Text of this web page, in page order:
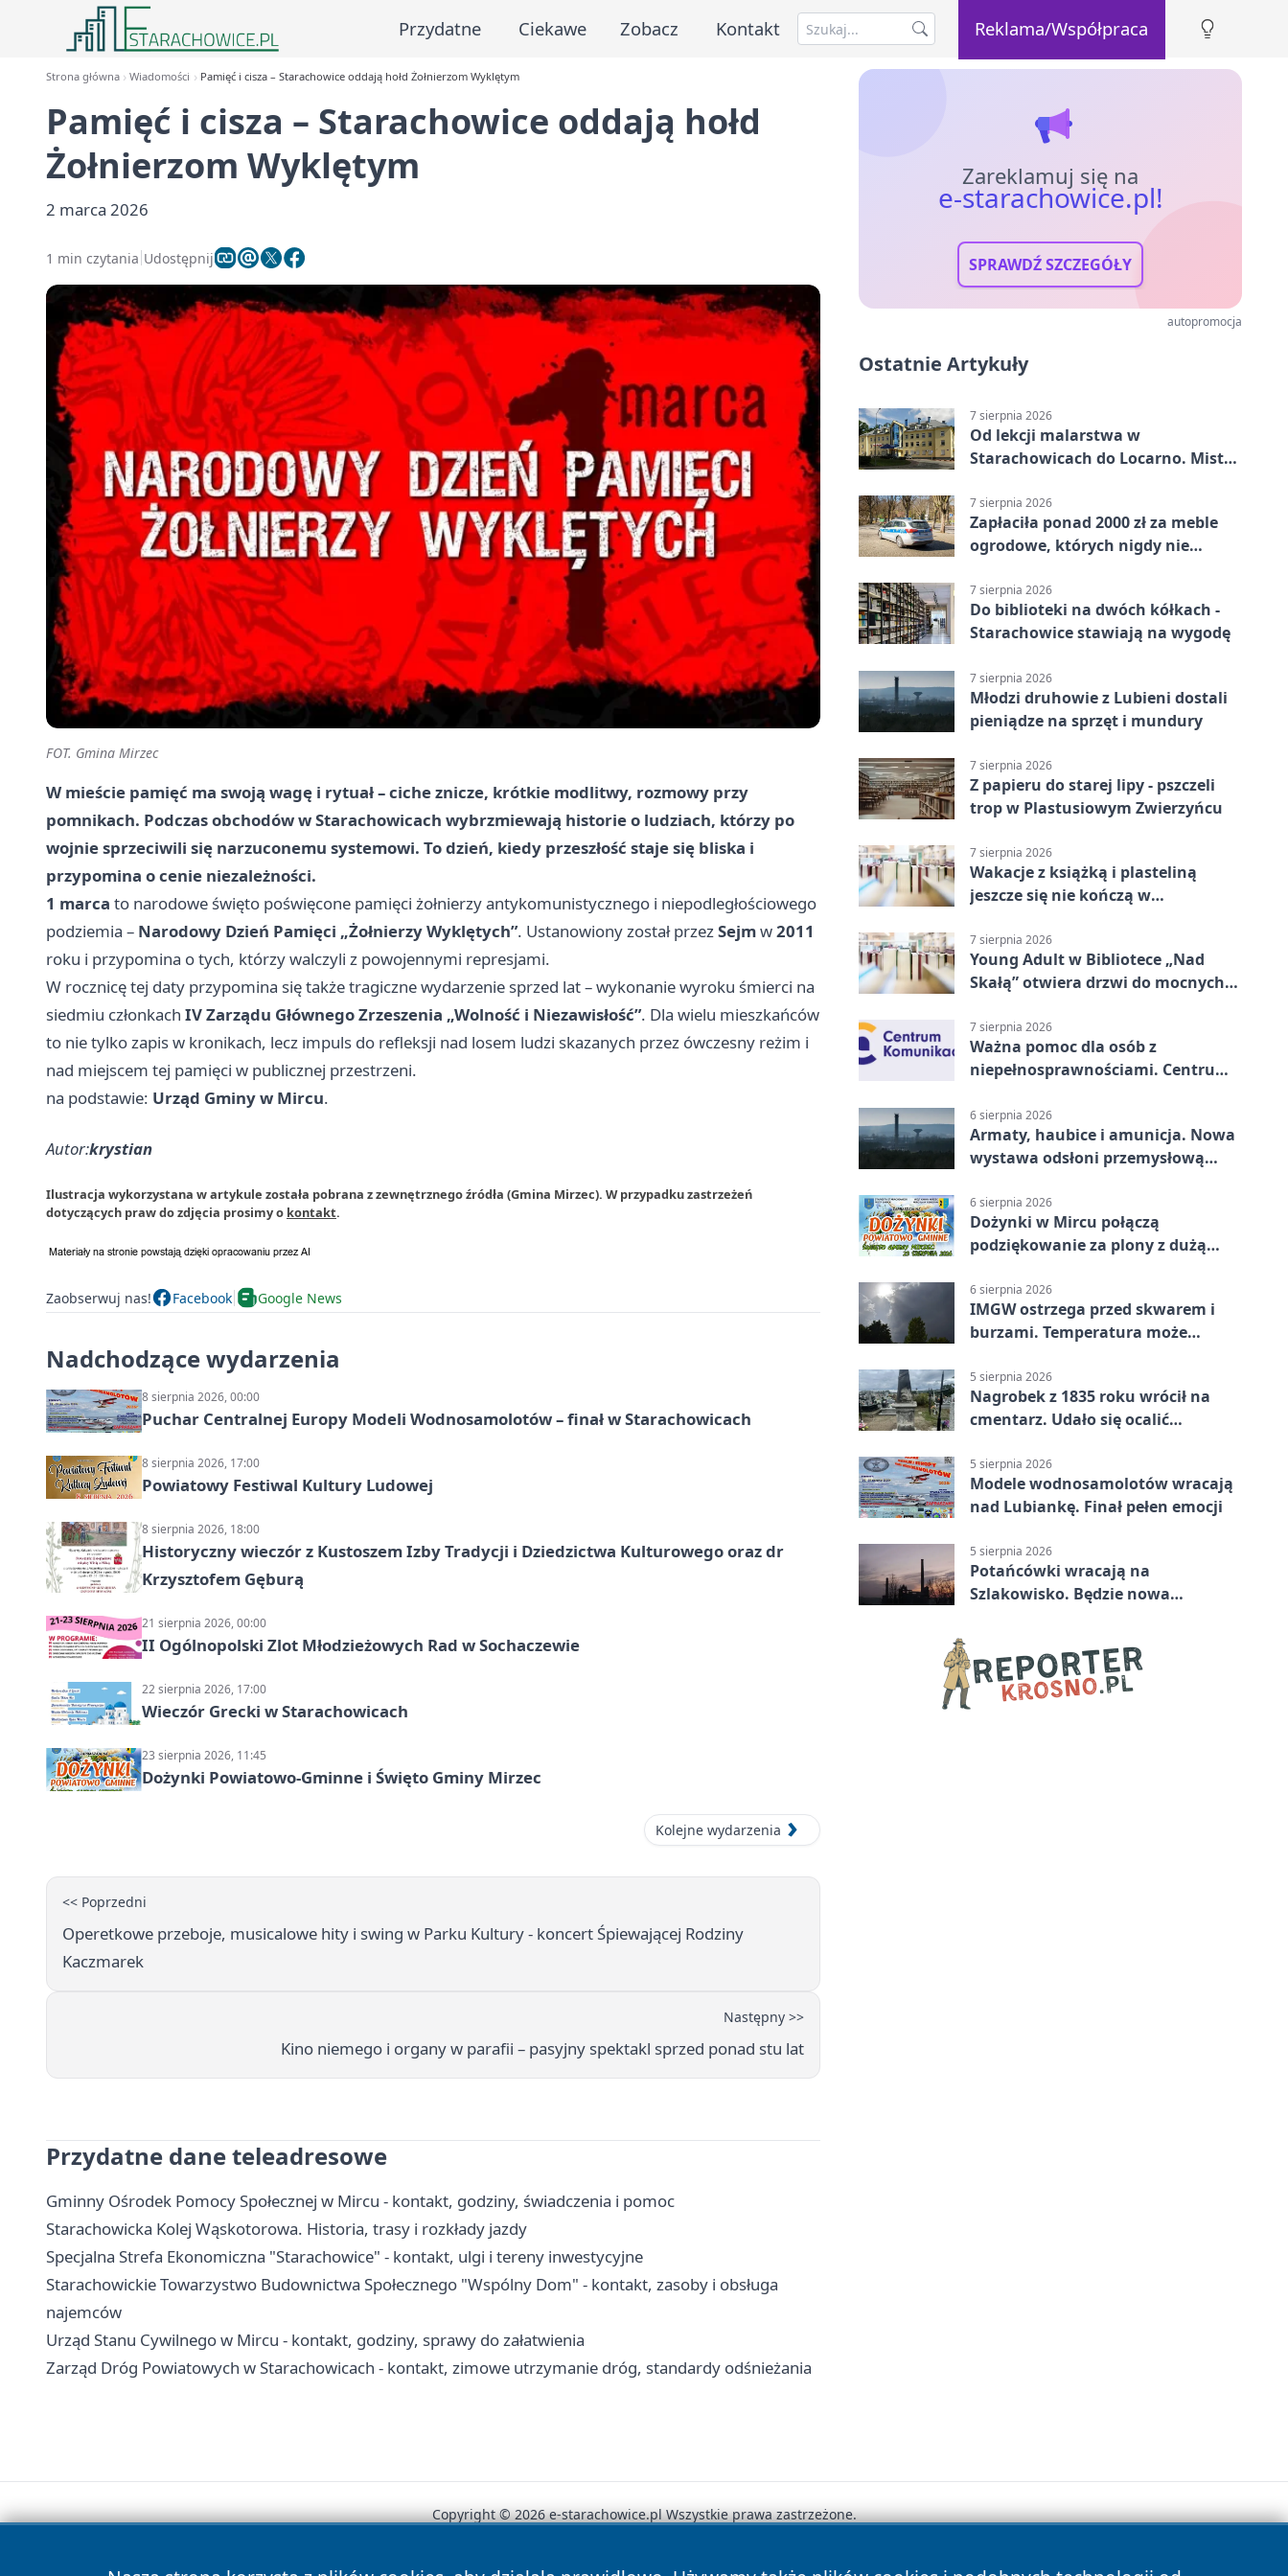
Przydatne Ciekawe Zobacz Kontakt Reklama/Współpraca
Strona główna Wiadomości Pamięć i cisza – Starachowice oddają hołd Żołnierzom Wyklętym
Pamięć i cisza – Starachowice oddają hołd
Żołnierzom Wyklętym
2 marca 2026
1 min czytania Udostępnij
FOT. Gmina Mirzec
W mieście pamięć ma swoją wagę i rytuał – ciche znicze, krótkie modlitwy, rozmowy przy
pomnikach. Podczas obchodów w Starachowicach wybrzmiewają historie o ludziach, którzy po
wojnie sprzeciwili się narzuconemu systemowi. To dzień, kiedy przeszłość staje się bliska i
przypomina o cenie niezależności.
1 marca to narodowe święto poświęcone pamięci żołnierzy antykomunistycznego i niepodległościowego
podziemia – Narodowy Dzień Pamięci „Żołnierzy Wyklętych”. Ustanowiony został przezSejmw2011
roku i przypomina o tych, którzy walczyli z powojennymi represjami.
W rocznicę tej daty przypomina się także tragiczne wydarzenie sprzed lat – wykonanie wyroku śmierci na
siedmiu członkach IV Zarządu Głównego Zrzeszenia „Wolność i Niezawisłość”. Dla wielu mieszkańców
to nie tylko zapis w kronikach, lecz impuls do refleksji nad losem ludzi skazanych przez ówczesny reżim i
nad miejscem tej pamięci w publicznej przestrzeni.
na podstawie: Urząd Gminy w Mircu.
Autor:krystian
Ilustracja wykorzystana w artykule została pobrana z zewnętrznego źródła (Gmina Mirzec). W przypadku zastrzeżeń
dotyczących praw do zdjęcia prosimy o kontakt.
Zaobserwuj nas! Facebook Google News
Nadchodzące wydarzenia
8 sierpnia 2026, 00:00
Puchar Centralnej Europy Modeli Wodnosamolotów – finał w Starachowicach
8 sierpnia 2026, 17:00
Powiatowy Festiwal Kultury Ludowej
8 sierpnia 2026, 18:00
Historyczny wieczór z Kustoszem Izby Tradycji i Dziedzictwa Kulturowego oraz dr
Krzysztofem Gęburą
21 sierpnia 2026, 00:00
II Ogólnopolski Zlot Młodzieżowych Rad w Sochaczewie
22 sierpnia 2026, 17:00
Wieczór Grecki w Starachowicach
23 sierpnia 2026, 11:45
Dożynki Powiatowo-Gminne i Święto Gminy Mirzec
Kolejne wydarzenia
<< Poprzedni
Operetkowe przeboje, musicalowe hity i swing w Parku Kultury - koncert Śpiewającej Rodziny
Kaczmarek
Następny >>
Kino niemego i organy w parafii – pasyjny spektakl sprzed ponad stu lat
Przydatne dane teleadresowe
Gminny Ośrodek Pomocy Społecznej w Mircu - kontakt, godziny, świadczenia i pomoc
Starachowicka Kolej Wąskotorowa. Historia, trasy i rozkłady jazdy
Specjalna Strefa Ekonomiczna "Starachowice" - kontakt, ulgi i tereny inwestycyjne
Starachowickie Towarzystwo Budownictwa Społecznego "Wspólny Dom" - kontakt, zasoby i obsługa
najemców
Urząd Stanu Cywilnego w Mircu - kontakt, godziny, sprawy do załatwienia
Zarząd Dróg Powiatowych w Starachowicach - kontakt, zimowe utrzymanie dróg, standardy odśnieżania
Zareklamuj się na
e-starachowice.pl!
SPRAWDŹ SZCZEGÓŁY
autopromocja
Ostatnie Artykuły
7 sierpnia 2026
Od lekcji malarstwa w
Starachowicach do Locarno. Mistrz
7 sierpnia 2026
Zapłaciła ponad 2000 zł za meble
ogrodowe, których nigdy nie
7 sierpnia 2026
Do biblioteki na dwóch kółkach -
Starachowice stawiają na wygodę
7 sierpnia 2026
Młodzi druhowie z Lubieni dostali
pieniądze na sprzęt i mundury
7 sierpnia 2026
Z papieru do starej lipy - pszczeli
trop w Plastusiowym Zwierzyńcu
7 sierpnia 2026
Wakacje z książką i plasteliną
jeszcze się nie kończą w
7 sierpnia 2026
Young Adult w Bibliotece „Nad
Skałą” otwiera drzwi do mocnych
7 sierpnia 2026
Ważna pomoc dla osób z
niepełnosprawnościami. Centrum
6 sierpnia 2026
Armaty, haubice i amunicja. Nowa
wystawa odsłoni przemysłową
6 sierpnia 2026
Dożynki w Mircu połączą
podziękowanie za plony z dużą
6 sierpnia 2026
IMGW ostrzega przed skwarem i
burzami. Temperatura może
5 sierpnia 2026
Nagrobek z 1835 roku wrócił na
cmentarz. Udało się ocalić
5 sierpnia 2026
Modele wodnosamolotów wracają
nad Lubiankę. Finał pełen emocji
5 sierpnia 2026
Potańcówki wracają na
Szlakowisko. Będzie nowa
Copyright © 2026 e-starachowice.pl Wszystkie prawa zastrzeżone.